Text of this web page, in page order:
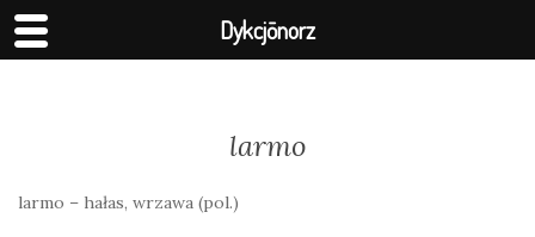
larmo
larmo – hałas, wrzawa (pol.)
Dykcjōnorz